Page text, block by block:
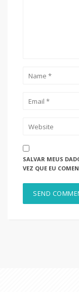
SALVAR MEUS
VEZ QUE EU